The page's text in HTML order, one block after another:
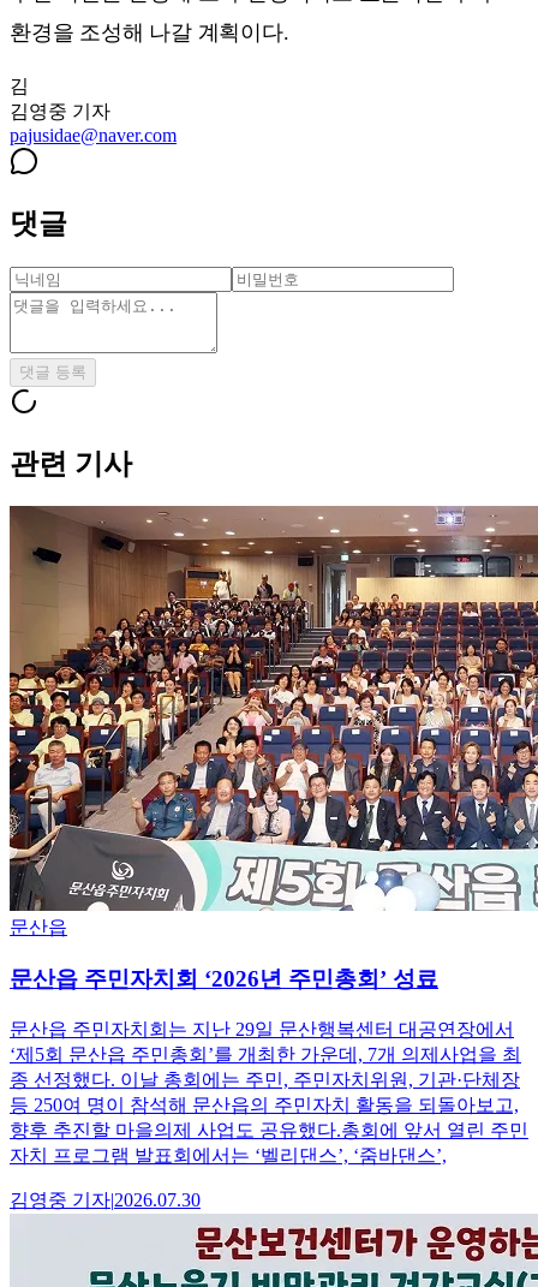
환경을 조성해 나갈 계획이다.
김
김영중 기자
pajusidae@naver.com
댓글
댓글 등록
관련 기사
문산읍
문산읍 주민자치회 ‘2026년 주민총회’ 성료
문산읍 주민자치회는 지난 29일 문산행복센터 대공연장에서
‘제5회 문산읍 주민총회’를 개최한 가운데, 7개 의제사업을 최
종 선정했다. 이날 총회에는 주민, 주민자치위원, 기관·단체장
등 250여 명이 참석해 문산읍의 주민자치 활동을 되돌아보고,
향후 추진할 마을의제 사업도 공유했다.총회에 앞서 열린 주민
자치 프로그램 발표회에서는 ‘벨리댄스’, ‘줌바댄스’,
김영중 기자|2026.07.30